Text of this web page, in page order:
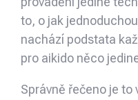
to, o jak
nachází podstata
pro aikido něco
Správně řečeno je to